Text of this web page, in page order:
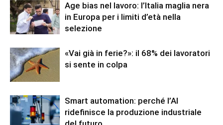
Age bias nel lavoro: l’Italia maglia nera
in Europa per i limiti d’età nella
selezione
«Vai già in ferie?»: il 68% dei lavoratori
si sente in colpa
Smart automation: perché l’AI
ridefinisce la produzione industriale